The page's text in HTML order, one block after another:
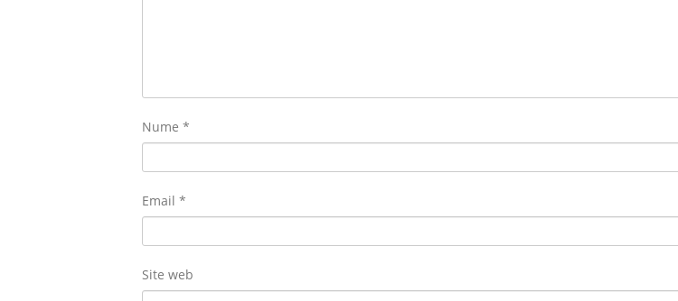
Nume *
Email *
Site web